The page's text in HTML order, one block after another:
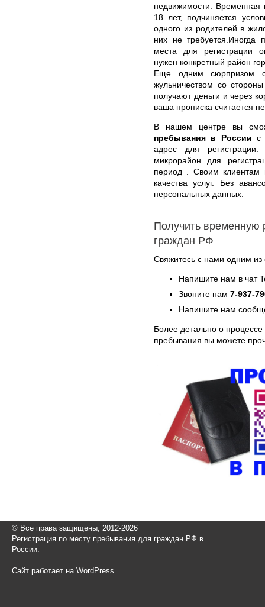
недвижимости. Временная
18 лет, подчиняется
одного из родителей в
них не требуется.Иногда
места для регистрации
нужен конкретный район
Еще одним сюрпризом
жульничеством со
получают деньги и через
ваша прописка считается
В нашем центре вы
пребывания в России с
адрес для
микрорайон для
период . Своим клиентам
качества услуг. Без
персональных данных.
Получить временную
граждан РФ
Свяжитесь с нами одним
Напишите нам в чат
Звоните нам 7-937-
Напишите нам
Более детально о
пребывания вы можете
© Все права защищены, 2012-2026
Регистрация по месту пребывания для граждан РФ в
России.
Сайт работает на WordPress